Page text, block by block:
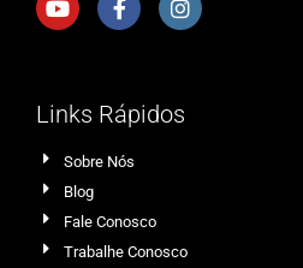
Links Rápidos
Sobre Nós
Blog
Fale Conosco
Trabalhe Conosco